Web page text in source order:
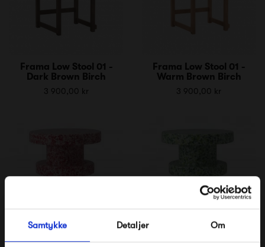
Samtykke Detaljer Om
Frama Low Stool 01 -
Dark Brown Birch
3 900,00 kr
Frama Low Stool 01 -
Warm Brown Birch
3 900,00 kr
Normann Copenhagen
Normann Copenhagen